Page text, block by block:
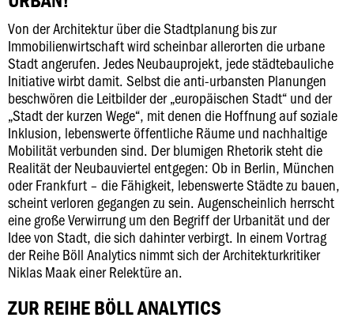
Von der Architektur über die Stadtplanung bis zur
Immobilienwirtschaft wird scheinbar allerorten die urbane
Stadt angerufen. Jedes Neubauprojekt, jede städtebauliche
Initiative wirbt damit. Selbst die anti-urbansten Planungen
beschwören die Leitbilder der „europäischen Stadt“ und der
„Stadt der kurzen Wege“, mit denen die Hoffnung auf soziale
Inklusion, lebenswerte öffentliche Räume und nachhaltige
Mobilität verbunden sind. Der blumigen Rhetorik steht die
Realität der Neubauviertel entgegen: Ob in Berlin, München
oder Frankfurt – die Fähigkeit, lebenswerte Städte zu bauen,
scheint verloren gegangen zu sein. Augenscheinlich herrscht
eine große Verwirrung um den Begriff der Urbanität und der
Idee von Stadt, die sich dahinter verbirgt. In einem Vortrag
der Reihe Böll Analytics nimmt sich der Architekturkritiker
Niklas Maak einer Relektüre an.
ZUR REIHE BÖLL ANALYTICS